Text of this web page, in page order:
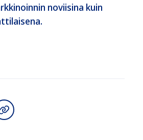
noviisina kuin